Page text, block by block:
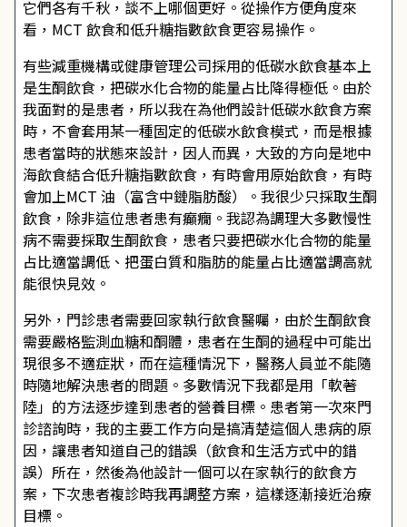
它們各有千秋，談不上哪個更好。從操作方便角度來
看，MCT 飲食和低升糖指數飲食更容易操作。
有些減重機構或健康管理公司採用的低碳水飲食基本上
是生酮飲食，把碳水化合物的能量占比降得極低。由於
我面對的是患者，所以我在為他們設計低碳水飲食方案
時，不會套用某一種固定的低碳水飲食模式，而是根據
患者當時的狀態來設計，因人而異，大致的方向是地中
海飲食結合低升糖指數飲食，有時會用原始飲食，有時
會加上MCT 油（富含中鏈脂肪酸）。我很少只採取生酮
飲食，除非這位患者患有癲癇。我認為調理大多數慢性
病不需要採取生酮飲食，患者只要把碳水化合物的能量
占比適當調低、把蛋白質和脂肪的能量占比適當調高就
能很快見效。
另外，門診患者需要回家執行飲食醫囑，由於生酮飲食
需要嚴格監測血糖和酮體，患者在生酮的過程中可能出
現很多不適症狀，而在這種情況下，醫務人員並不能隨
時隨地解決患者的問題。多數情況下我都是用「軟著
陸」的方法逐步達到患者的營養目標。患者第一次來門
診諮詢時，我的主要工作方向是搞清楚這個人患病的原
因，讓患者知道自己的錯誤（飲食和生活方式中的錯
誤）所在，然後為他設計一個可以在家執行的飲食方
案，下次患者複診時我再調整方案，這樣逐漸接近治療
目標。